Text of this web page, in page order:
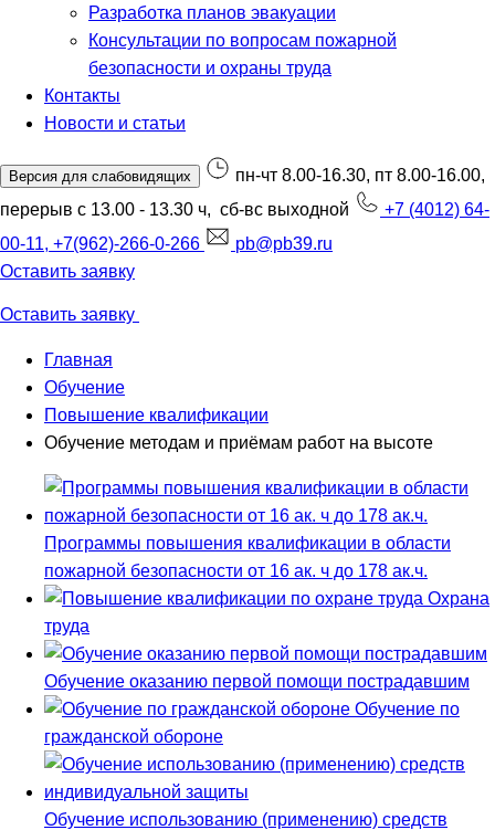
Разработка планов эвакуации
Консультации по вопросам пожарной
безопасности и охраны труда
Контакты
Новости и статьи
Версия для слабовидящих
пн-чт 8.00-16.30, пт 8.00-16.00,
перерыв с 13.00 - 13.30 ч, сб-вс выходной
+7 (4012) 64-
00-11, +7(962)-266-0-266
pb@pb39.ru
Оставить заявку
Оставить заявку
Главная
Обучение
Повышение квалификации
Обучение методам и приёмам работ на высоте
Программы повышения квалификации в области
пожарной безопасности от 16 ак. ч до 178 ак.ч.
Охрана
труда
Обучение оказанию первой помощи пострадавшим
Обучение по
гражданской обороне
Обучение использованию (применению) средств